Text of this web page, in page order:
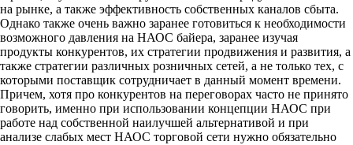
на рынке, а также эффективность собственных каналов сбыта.
Однако также очень важно заранее готовиться к необходимости
возможного давления на НАОС байера, заранее изучая
продукты конкурентов, их стратегии продвижения и развития, а
также стратегии различных розничных сетей, а не только тех, с
которыми поставщик сотрудничает в данный момент времени.
Причем, хотя про конкурентов на переговорах часто не принято
говорить, именно при использовании концепции НАОС при
работе над собственной наилучшей альтернативой и при
анализе слабых мест НАОС торговой сети нужно обязательно